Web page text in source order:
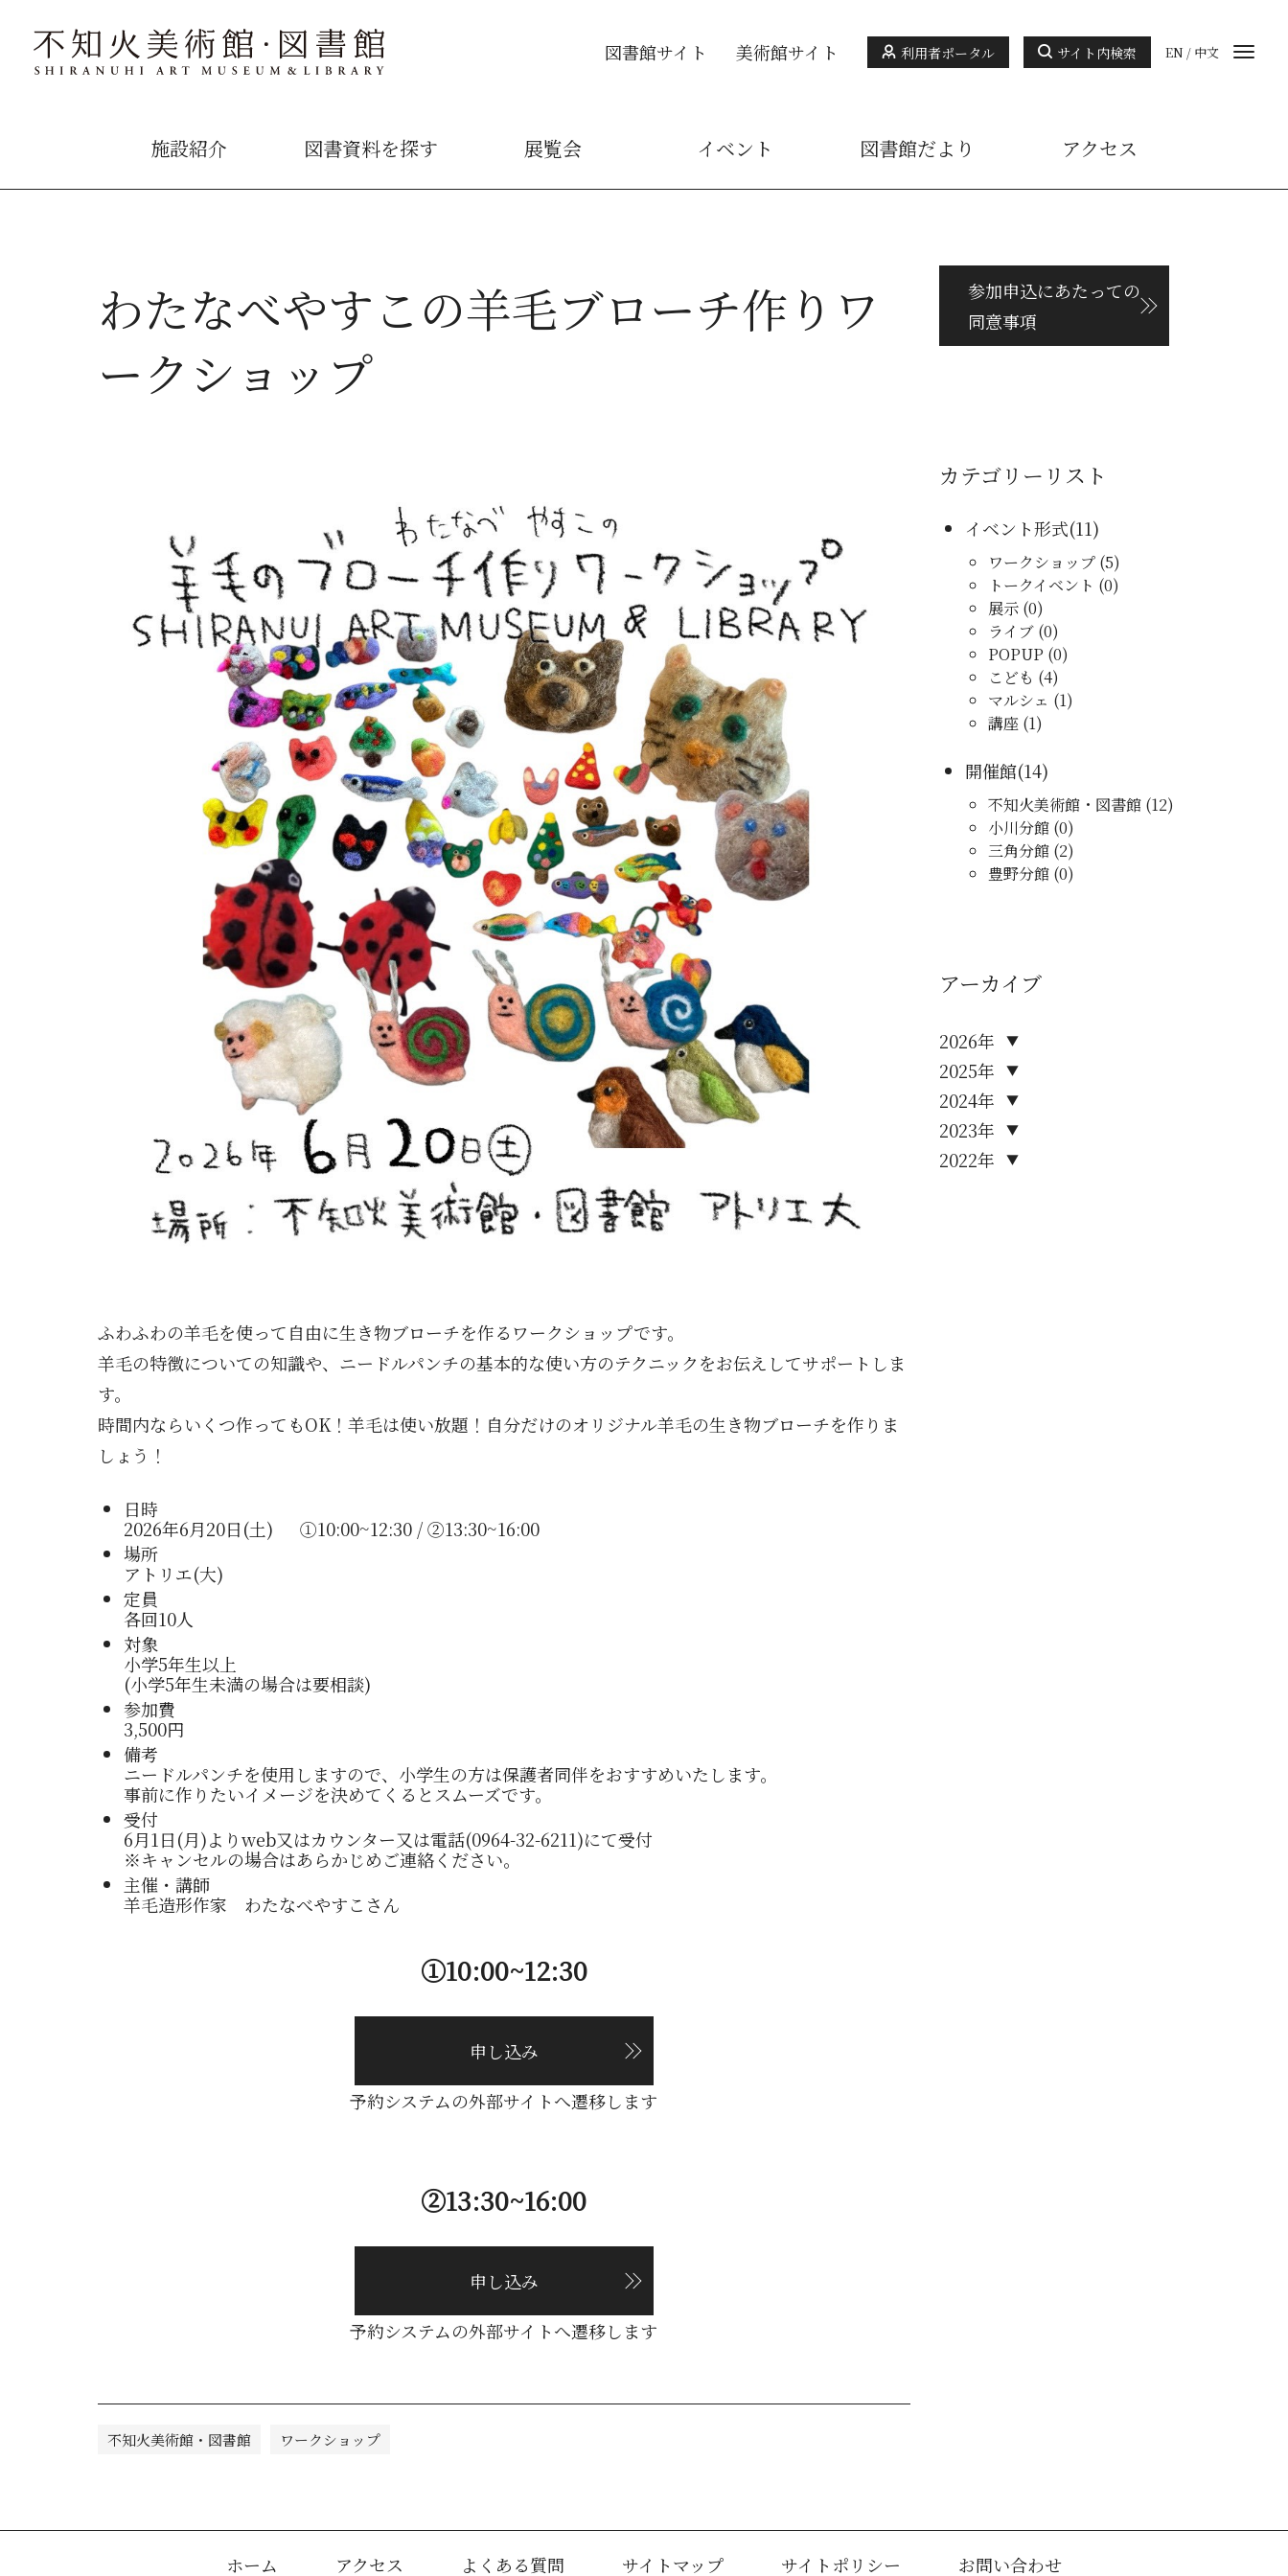
図書館サイト 美術館サイト 利用者ポータル サイト内検索 EN / 中文
施設紹介 図書資料を探す 展覧会 イベント 図書館だより アクセス
わたなべやすこの羊毛ブローチ作りワ
ークショップ
ふわふわの羊毛を使って自由に生き物ブローチを作るワークショップです。
羊毛の特徴についての知識や、ニードルパンチの基本的な使い方のテクニックをお伝えしてサポートしま
す。
時間内ならいくつ作ってもOK！羊毛は使い放題！自分だけのオリジナル羊毛の生き物ブローチを作りま
しょう！
日時
2026年6月20日(土) ①10:00~12:30 / ②13:30~16:00
場所
アトリエ(大)
定員
各回10人
対象
小学5年生以上
(小学5年生未満の場合は要相談)
参加費
3,500円
備考
ニードルパンチを使用しますので、小学生の方は保護者同伴をおすすめいたします。
事前に作りたいイメージを決めてくるとスムーズです。
受付
6月1日(月)よりweb又はカウンター又は電話(0964-32-6211)にて受付
※キャンセルの場合はあらかじめご連絡ください。
主催・講師
羊毛造形作家 わたなべやすこさん
①10:00~12:30
申し込み
予約システムの外部サイトへ遷移します
②13:30~16:00
申し込み
予約システムの外部サイトへ遷移します
不知火美術館・図書館 ワークショップ
参加申込にあたっての
同意事項
カテゴリーリスト
イベント形式(11)
ワークショップ (5)
トークイベント (0)
展示 (0)
ライブ (0)
POPUP (0)
こども (4)
マルシェ (1)
講座 (1)
開催館(14)
不知火美術館・図書館 (12)
小川分館 (0)
三角分館 (2)
豊野分館 (0)
アーカイブ
2022年 ▼
2023年 ▼
2024年 ▼
2025年 ▼
2026年 ▼
ホーム アクセス よくある質問 サイトマップ サイトポリシー お問い合わせ